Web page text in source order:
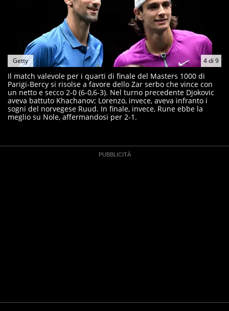
4di 9
Getty
Il match valevole per i quarti di finale del Masters 1000 di
Parigi-Bercy si risolse a favore dello Zar serbo che vince con
un netto e secco 2-0 (6-0,6-3). Nel turno precedente Djokovic
aveva battuto Khachanov; Lorenzo, invece, aveva infranto i
sogni del norvegese Ruud. In finale, invece, Rune ebbe la
meglio su Nole, affermandosi per 2-1.